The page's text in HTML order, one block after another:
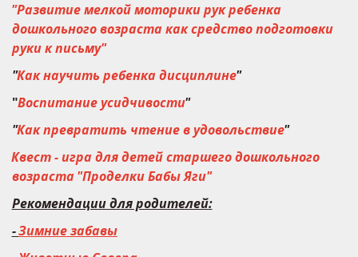
"Развитие мелкой моторики рук ребенка
дошкольного возраста как средство подготовки
руки к письму"
"Как научить ребенка дисциплине"
"Воспитание усидчивости"
"Как превратить чтение в удовольствие"
Квест - игра для детей старшего дошкольного
возраста"Проделки Бабы Яги"
Рекомендации для родителей:
- Зимние забавы